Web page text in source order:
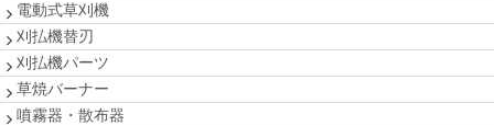
電動式草刈機
刈払機替刃
刈払機パーツ
草焼バーナー
噴霧器・散布器